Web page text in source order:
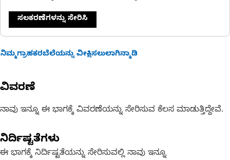
ಸಲಕರಣೆಗಳನ್ನು ಸೇರಿಸಿ
ನಿಮ್ಮಗ್ರಾಹಕರಬೆಲೆಯನ್ನು ವೀಕ್ಷಿಸಲುಲಾಗಿನ್ಮಾಡಿ
ವಿವರಣೆ
ನಾವು ಇನ್ನೂ ಈ ಭಾಗಕ್ಕೆ ವಿವರಣೆಯನ್ನು ಸೇರಿಸುವ ಕೆಲಸ ಮಾಡುತ್ತಿದ್ದೇವೆ.
ನಿರ್ದಿಷ್ಟತೆಗಳು
ಈ ಭಾಗಕ್ಕೆ ನಿರ್ದಿಷ್ಟತೆಯನ್ನು ಸೇರಿಸುವಲ್ಲಿ ನಾವು ಇನ್ನೂ